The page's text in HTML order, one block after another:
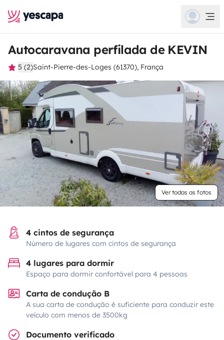
Autocaravana perfilada de KEVIN
5 (2)Saint-Pierre-des-Loges (61370), França
Ver todas as fotos
4 cintos de segurança
Número de lugares com cintos de segurança
4 lugares para dormir
Espaço para dormir confortável para 4 pessoas
Carta de condução B
A sua carta de condução é suficiente para conduzir este
veículo com menos de 3500kg
Documento verificado